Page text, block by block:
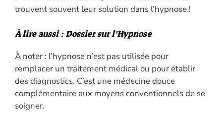
trouvent souvent leur solution dans l’hypnose !
À lire aussi :Dossier sur l’Hypnose
À noter : l’hypnose n’est pas utilisée pour
remplacer un traitement médical ou pour établir
des diagnostics. C’est une médecine douce
complémentaire aux moyens conventionnels de se
soigner.